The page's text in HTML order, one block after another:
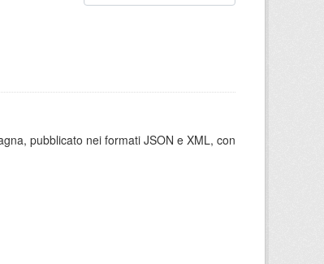
pubblicato nei formati JSON e XML, con